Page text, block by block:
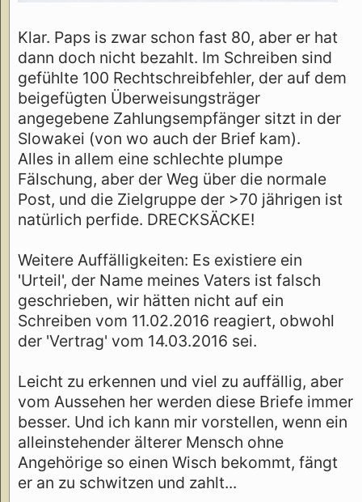
Klar. Paps is zwar schon fast 80, aber er hat
dann doch nicht bezahlt. Im Schreiben sind
gefühlte 100 Rechtschreibfehler, der auf dem
beigefügten Überweisungsträger
angegebene Zahlungsempfänger sitzt in der
Slowakei (von wo auch der Brief kam).
Alles in allem eine schlechte plumpe
Fälschung, aber der Weg über die normale
Post, und die Zielgruppe der >70 jährigen ist
natürlich perfide. DRECKSÄCKE!
Weitere Auffälligkeiten: Es existiere ein
'Urteil', der Name meines Vaters ist falsch
geschrieben, wir hätten nicht auf ein
Schreiben vom 11.02.2016 reagiert, obwohl
der 'Vertrag' vom 14.03.2016 sei.
Leicht zu erkennen und viel zu auffällig, aber
vom Aussehen her werden diese Briefe immer
besser. Und ich kann mir vorstellen, wenn ein
alleinstehender älterer Mensch ohne
Angehörige so einen Wisch bekommt, fängt
er an zu schwitzen und zahlt...